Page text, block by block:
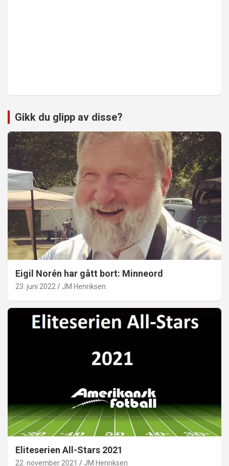
Gikk du glipp av disse?
Eigil Norén har gått bort: Minneord
23. juni 2022 JM Henriksen
Eliteserien All-Stars 2021
22. november 2021 JM Henriksen